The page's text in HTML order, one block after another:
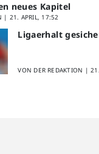
neues Kapitel
| 21. APRIL, 17:52
Ligaerhalt
VON DER REDAKTION |